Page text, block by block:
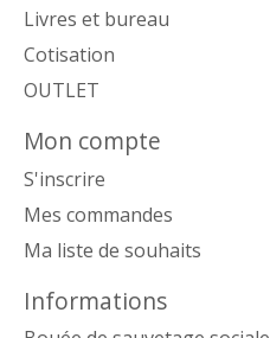
Livres et bureau
Cotisation
OUTLET
Mon compte
S'inscrire
Mes commandes
Ma liste de souhaits
Informations